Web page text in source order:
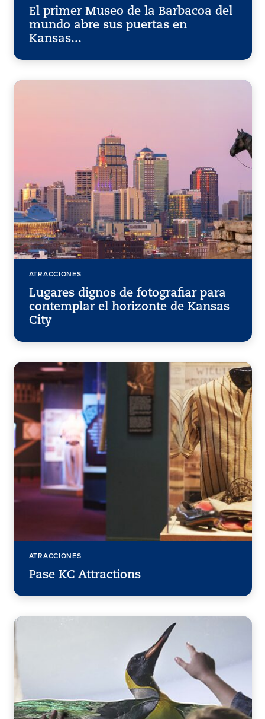
El primer Museo de la Barbacoa del
mundo abre sus puertas en
Kansas...
ATRACCIONES
Lugares dignos de fotografiar para
contemplar el horizonte de Kansas
City
ATRACCIONES
Pase KC Attractions